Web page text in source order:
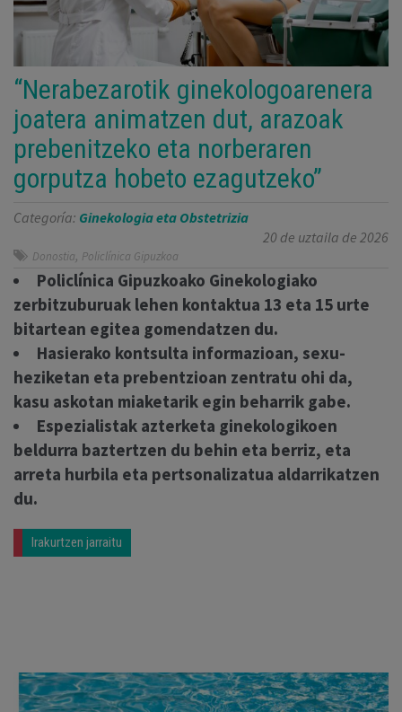
“Nerabezarotik ginekologoarenera
joatera animatzen dut, arazoak
prebenitzeko eta norberaren
gorputza hobeto ezagutzeko”
Categoría: Ginekologia eta Obstetrizia
20 de uztaila de 2026
Donostia, Policlínica Gipuzkoa
Policlínica Gipuzkoako Ginekologiako
zerbitzuburuak lehen kontaktua 13 eta 15 urte
bitartean egitea gomendatzen du.
Hasierako kontsulta informazioan, sexu-
heziketan eta prebentzioan zentratu ohi da,
kasu askotan miaketarik egin beharrik gabe.
Espezialistak azterketa ginekologikoen
beldurra baztertzen du behin eta berriz, eta
arreta hurbila eta pertsonalizatua aldarrikatzen
du.
Irakurtzen jarraitu